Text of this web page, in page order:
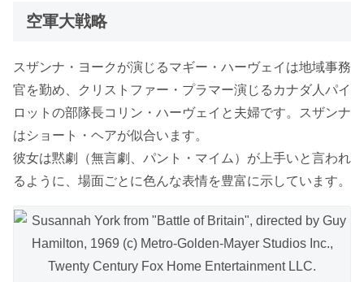
空軍大戦略
スザンナ・ヨークが演じるマギー・ハーヴェイは地域事務
官を勤め、クリストファー・プラマー演じるカナダ人パイ
ロットの部隊長コリン・ハーヴェイと夫婦です。スザンナ
はショート・ヘアが似合います。
彼女は黙劇（無言劇、パント・マイム）が上手いと言われ
るように、場面ごとに色んな表情を豊富に示しています。